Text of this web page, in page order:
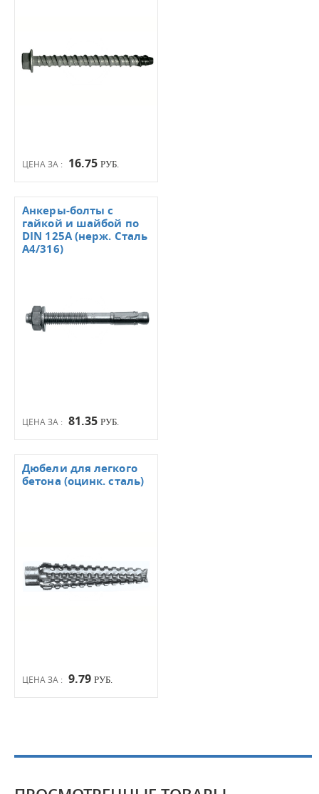
ЦЕНА ЗА : 16.75 РУБ.
ЦЕНА ЗА : 81.35 РУБ.
Анкеры-болты с
гайкой и шайбой по
DIN 125А (нерж. Сталь
А4/316)
ЦЕНА ЗА : 9.79 РУБ.
Дюбели для легкого
бетона (оцинк. сталь)